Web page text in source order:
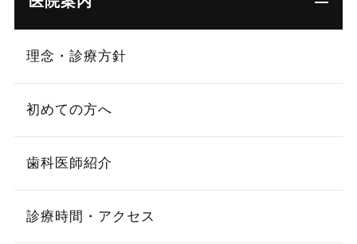
理念・診療方針
初めての方へ
歯科医師紹介
診療時間・アクセス